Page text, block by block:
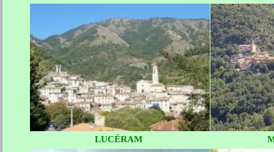
LUCÉRAM